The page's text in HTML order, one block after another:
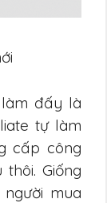
đấy là
tự làm
cấp công
Giống
mua